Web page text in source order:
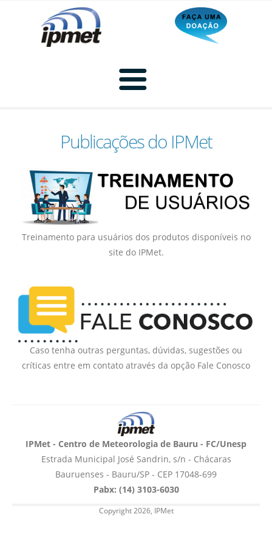
Home
Radar
Radar Animado
Radar GIS Local
Radar PPI GIS
Alertas na sua Cidade
Chuva Bauru
Chuvas e seu Local
Produtos
Imagens de Satélite
Satélite GIS + Radar
Previsão Cidades
Modelo Global GFS
Modelo Regional WRF
Umidade do Solo
Serviços
Cadastro
Treinamento
Solicitação de Dados
Agendamento de Visitas
Informações
Saiba Mais
Notícias
Contato
Perguntas Frequentes
Fale Conosco
Login
Publicações do IPMet
Treinamento para usuários dos produtos disponíveis no
site do IPMet.
Caso tenha outras perguntas, dúvidas, sugestões ou
críticas entre em contato através da opção Fale Conosco
IPMet - Centro de Meteorologia de Bauru - FC/Unesp
Estrada Municipal José Sandrin, s/n - Chácaras
Bauruenses - Bauru/SP - CEP 17048-699
Pabx: (14) 3103-6030
Copyright 2026, IPMet